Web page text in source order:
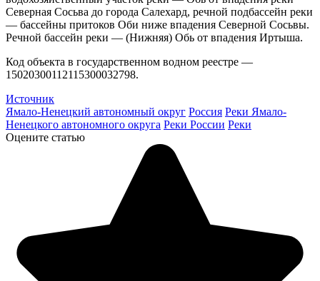
Северная Сосьва до города Салехард, речной подбассейн реки
— бассейны притоков Оби ниже впадения Северной Сосьвы.
Речной бассейн реки — (Нижняя) Обь от впадения Иртыша.
Код объекта в государственном водном реестре —
15020300112115300032798.
Источник
Ямало-Ненецкий автономный округ Россия Реки Ямало-
Ненецкого автономного округа Реки России Реки
Оцените статью